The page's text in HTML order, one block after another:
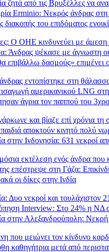
ζητά από τις Βρυξέλλες να
Erminio: Νεκρός άνδρας
διακοπής του επιδόματος
Ο ΟΗΕ κινδυνεύει με άμεση
Άνδρας ψέκασε με άγνωστη
επιβάλλω δασμούς» επιμένει
εντοπίστηκε στη
αμερικανικού LNG
άγρια τον παππού του
και βίαζε επί χρόνια
αποκτούν κινητό πολύ
στην Ινδονησία: 631 νεκροί
εκτέλεση ενός άνδρα που
επέστρεψε στη Γάζα:
οι δίκες στην Ινδία
Δυο νεκροί και τουλάχιστον
Interview: Στο 24% η ΝΔ
στην Αλεξανδρούπολη: Νεκρή
που μειώνει τον κίνδυνο
καθηγήτρια μετά από